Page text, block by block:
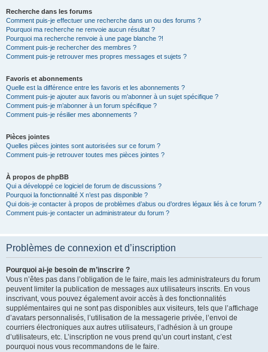
Recherche dans les forums
Comment puis-je effectuer une recherche dans un ou des forums ?
Pourquoi ma recherche ne renvoie aucun résultat ?
Pourquoi ma recherche renvoie à une page blanche ?!
Comment puis-je rechercher des membres ?
Comment puis-je retrouver mes propres messages et sujets ?
Favoris et abonnements
Quelle est la différence entre les favoris et les abonnements ?
Comment puis-je ajouter aux favoris ou m’abonner à un sujet spécifique ?
Comment puis-je m’abonner à un forum spécifique ?
Comment puis-je résilier mes abonnements ?
Pièces jointes
Quelles pièces jointes sont autorisées sur ce forum ?
Comment puis-je retrouver toutes mes pièces jointes ?
À propos de phpBB
Qui a développé ce logiciel de forum de discussions ?
Pourquoi la fonctionnalité X n’est pas disponible ?
Qui dois-je contacter à propos de problèmes d’abus ou d’ordres légaux liés à ce forum ?
Comment puis-je contacter un administrateur du forum ?
Problèmes de connexion et d’inscription
Pourquoi ai-je besoin de m’inscrire ?
Vous n’êtes pas dans l’obligation de le faire, mais les administrateurs du forum
peuvent limiter la publication de messages aux utilisateurs inscrits. En vous
inscrivant, vous pouvez également avoir accès à des fonctionnalités
supplémentaires qui ne sont pas disponibles aux visiteurs, tels que l’affichage
d’avatars personnalisés, l’utilisation de la messagerie privée, l’envoi de
courriers électroniques aux autres utilisateurs, l’adhésion à un groupe
d’utilisateurs, etc. L’inscription ne vous prend qu’un court instant, c’est
pourquoi nous vous recommandons de le faire.